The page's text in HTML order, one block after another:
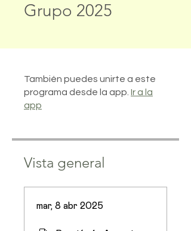
Grupo 2025
También puedes unirte a este
programa desde la app. Ir a la
app
Vista general
mar, 8 abr 2025